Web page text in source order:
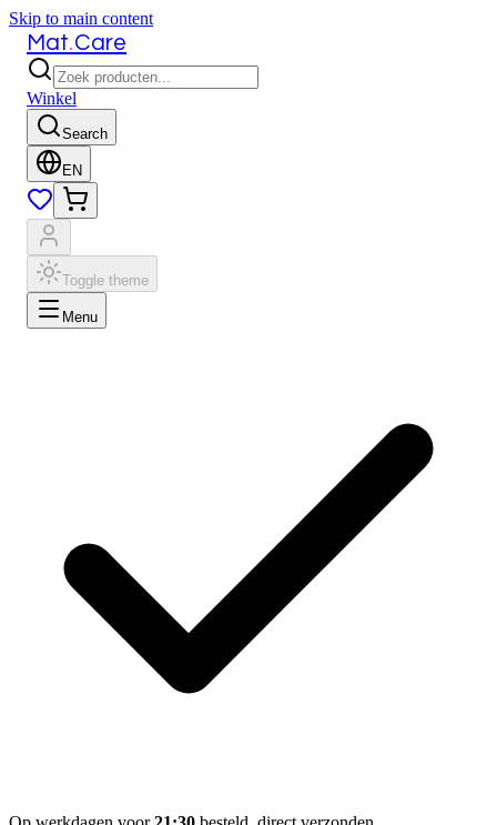
Skip to main content
Mat.Care
Winkel
Search
EN
Toggle theme
Menu